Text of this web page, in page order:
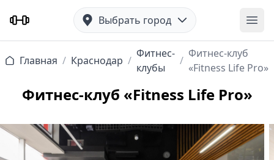
Выбрать город
Главная / Краснодар /
Фитнес-
клубы
/
Фитнес-клуб
«Fitness Life Pro»
Фитнес-клуб «Fitness Life Pro»